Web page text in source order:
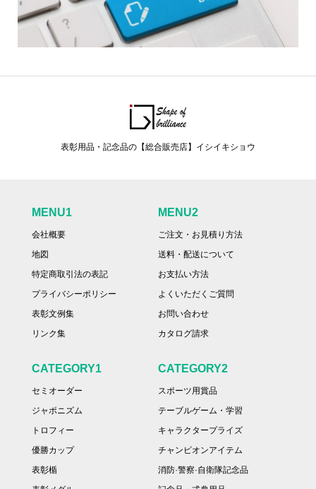
表彰用品・記念品の【総合販売店】イシイキショウ
MENU1
会社概要
地図
特定商取引法の表記
プライバシーポリシー
表彰文例集
リンク集
MENU2
ご注文・お見積り方法
送料・配送について
お支払い方法
よくいただくご質問
お問い合わせ
カタログ請求
CATEGORY1
セミオーダー
ジャポニズム
トロフィー
優勝カップ
表彰楯
CATEGORY2
スポーツ用賞品
テーブルゲーム・学習
キャラクタープライズ
チャンピオンアイテム
消防·警察·自衛隊記念品